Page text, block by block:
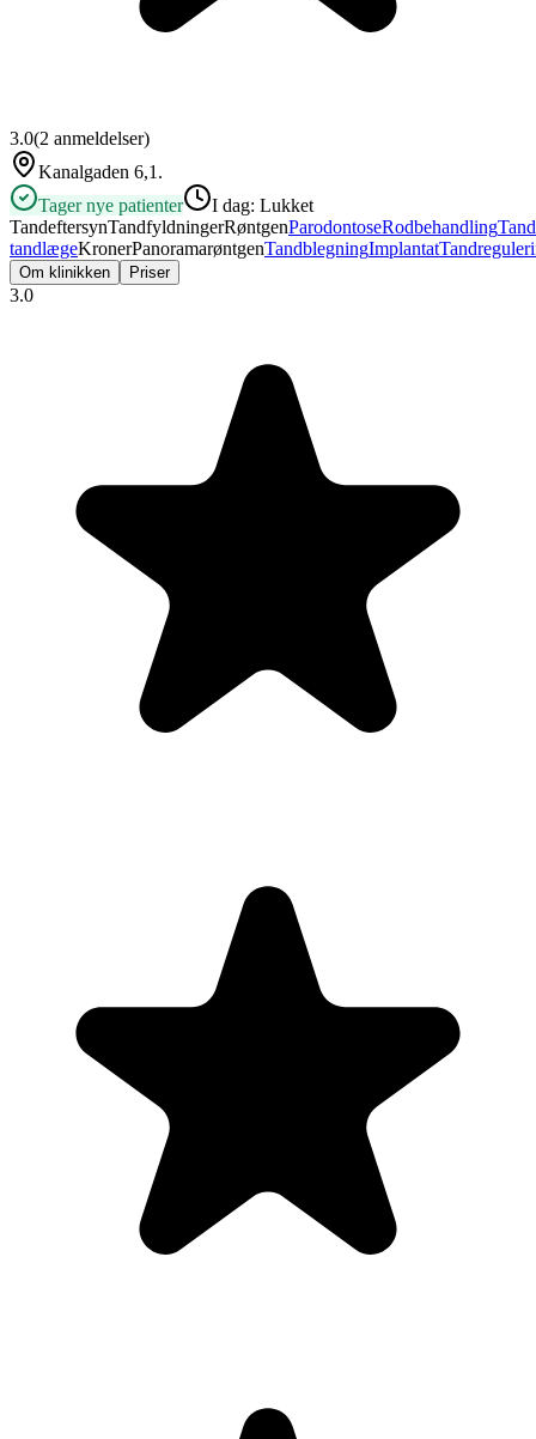
3.0(2 anmeldelser)
Kanalgaden 6,1.
Tager nye patienter
I dag: Lukket
TandeftersynTandfyldningerRøntgenParodontoseRodbehandling
tandlægeKronerPanoramarøntgenTandblegningImplantat
Om klinikken Priser
3.0